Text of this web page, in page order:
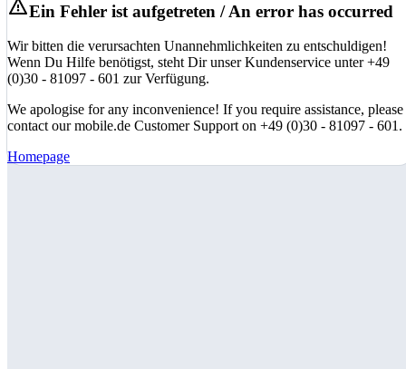
Ein Fehler ist aufgetreten / An error has occurred
Wir bitten die verursachten Unannehmlichkeiten zu entschuldigen!
Wenn Du Hilfe benötigst, steht Dir unser Kundenservice unter +49
(0)30 - 81097 - 601 zur Verfügung.
We apologise for any inconvenience! If you require assistance, please
contact our mobile.de Customer Support on +49 (0)30 - 81097 - 601.
Homepage